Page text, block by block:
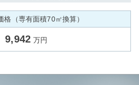
格（専有面積70㎡換算）
9,942 万円